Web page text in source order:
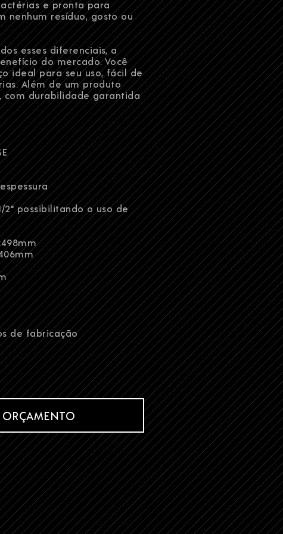
e pronta para
nenhum resíduo, gosto ou
esses diferenciais, a
do mercado. Você
ideal para seu uso, fácil de
Além de um produto
com durabilidade garantida
2" possibilitando o uso de
de fabricação